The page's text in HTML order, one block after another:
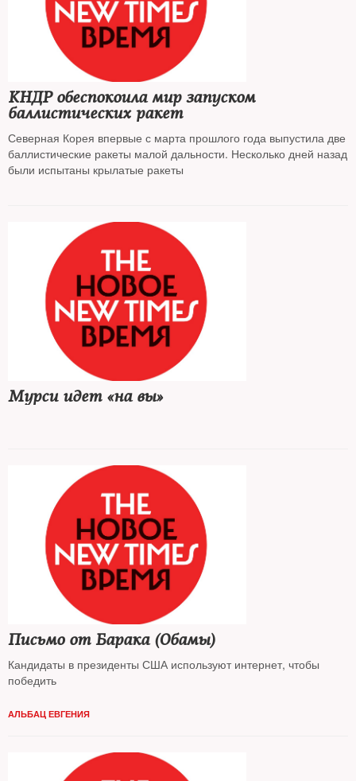
КНДР обеспокоила мир запуском
баллистических ракет
Северная Корея впервые с марта прошлого года выпустила две
баллистические ракеты малой дальности. Несколько дней назад
были испытаны крылатые ракеты
Мурси идет «на вы»
Письмо от Барака (Обамы)
Кандидаты в президенты США используют интернет, чтобы
победить
АЛЬБАЦ ЕВГЕНИЯ